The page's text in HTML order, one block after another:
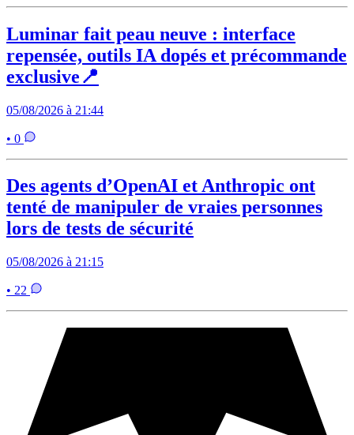
Luminar fait peau neuve : interface
repensée, outils IA dopés et précommande
exclusive📍
05/08/2026 à 21:44
• 0
Des agents d’OpenAI et Anthropic ont
tenté de manipuler de vraies personnes
lors de tests de sécurité
05/08/2026 à 21:15
• 22